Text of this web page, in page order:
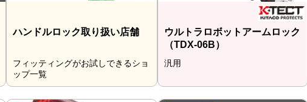
ハンドルロック取り扱い店舗
フィッティングがお試しできるショ
ップ一覧
ウルトラロボットアームロック
（TDX-06B）
汎用